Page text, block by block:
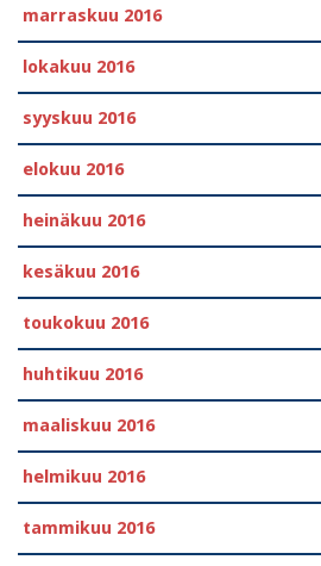
marraskuu 2016
lokakuu 2016
syyskuu 2016
elokuu 2016
heinäkuu 2016
kesäkuu 2016
toukokuu 2016
huhtikuu 2016
maaliskuu 2016
helmikuu 2016
tammikuu 2016